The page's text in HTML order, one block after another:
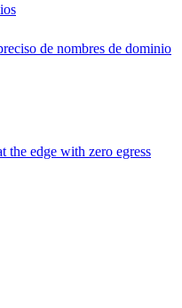
de nombres de dominio
the edge with zero egress